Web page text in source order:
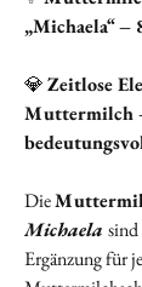
„Michaela“ –
💎Zeitlose
Muttermilch
Die
Michaela
Ergänzung für